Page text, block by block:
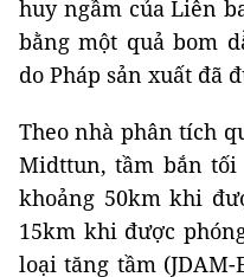
huy ngầm của Liên
bằng một quả bom
do Pháp sản xuất đã
Theo nhà phân tích
Midttun, tầm bắn tối
khoảng 50km khi
15km khi được
loại tăng tầm